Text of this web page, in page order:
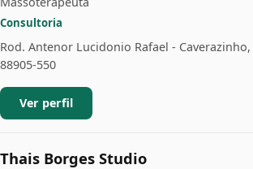
Consultoria
Rod. Antenor Lucidonio Rafael - Caverazinho,
88905-550
Ver perfil
Thais Borges Studio